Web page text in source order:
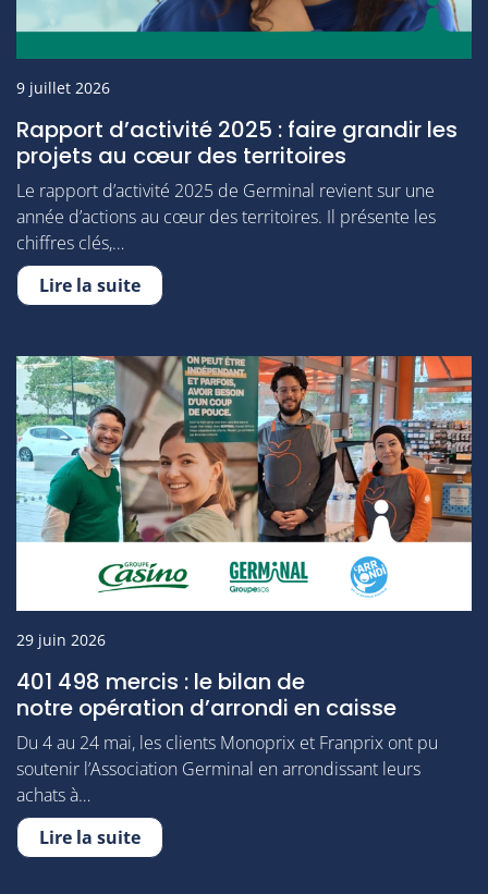
9 juillet 2026
Rapport d’activité 2025 : faire grandir les
projets au cœur des territoires
Le rapport d’activité 2025 de Germinal revient sur une
année d’actions au cœur des territoires. Il présente les
chiffres clés,…
Lire la suite
29 juin 2026
401 498 mercis : le bilan de
notre opération d’arrondi en caisse
Du 4 au 24 mai, les clients Monoprix et Franprix ont pu
soutenir l’Association Germinal en arrondissant leurs
achats à…
Lire la suite